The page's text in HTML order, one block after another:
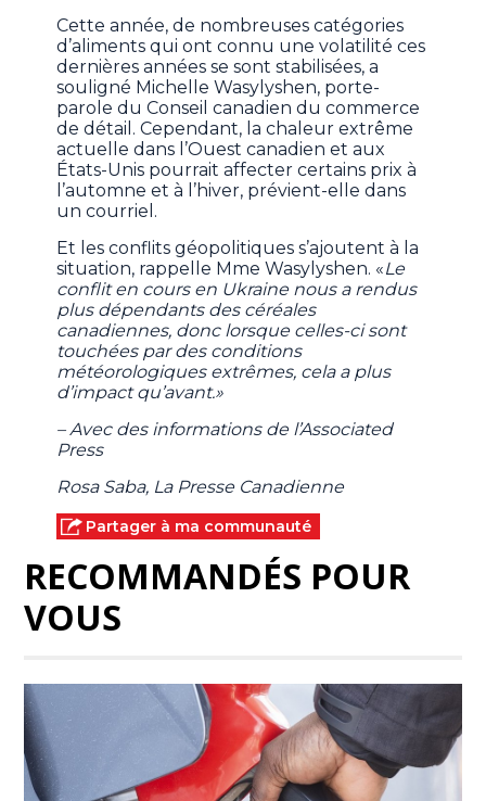
Cette année, de nombreuses catégories
d’aliments qui ont connu une volatilité ces
dernières années se sont stabilisées, a
souligné Michelle Wasylyshen, porte-
parole du Conseil canadien du commerce
de détail. Cependant, la chaleur extrême
actuelle dans l’Ouest canadien et aux
États-Unis pourrait affecter certains prix à
l’automne et à l’hiver, prévient-elle dans
un courriel.
Et les conflits géopolitiques s’ajoutent à la
situation, rappelle Mme Wasylyshen. «Le
conflit en cours en Ukraine nous a rendus
plus dépendants des céréales
canadiennes, donc lorsque celles-ci sont
touchées par des conditions
météorologiques extrêmes, cela a plus
d’impact qu’avant.»
– Avec des informations de l’Associated
Press
Rosa Saba, La Presse Canadienne
Partager à ma communauté
RECOMMANDÉS POUR
VOUS